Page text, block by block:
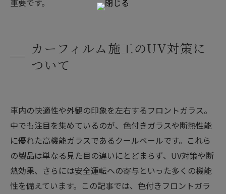
重要です。
カーフィルム施工のUV対策に
ついて
車内の快適性や外観の印象を左右するフロントガラス。
中でも注目を集めているのが、色付きガラスや断熱性能
に優れた高機能ガラスであるクールベールです。これら
の製品は単なる見た目の違いにとどまらず、UV対策や断
熱効果、さらには安全運転への寄与といった多くの機能
性を備えています。この記事では、色付きフロントガラ